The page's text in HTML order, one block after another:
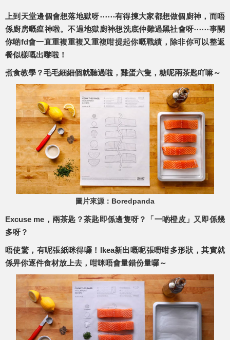
上到天堂邊個會想落地獄呀⋯⋯有得揀大家都想做個廚神，而唔
係廚房嘅瘟神啦。不過地獄廚神想洗底仲難過黑社會呀⋯⋯事關
你啲fd會一直重複重複又重複咁提起你嘅戰績，除非你可以整返
餐似樣嘅出嚟啦！
煮食教學？毛毛細細個就聽過啦，雞蛋六隻，糖呢兩茶匙吖嘛～
圖片來源：Boredpanda
Excuse me，兩茶匙？茶匙即係邊隻呀？「一啲橙皮」又即係幾
多呀？
唔使驚，有呢張紙咪得囉！Ikea新出嘅呢張嘢咁多形狀，其實就
係畀你逐件食材放上去，咁咪唔會量錯份量囉～